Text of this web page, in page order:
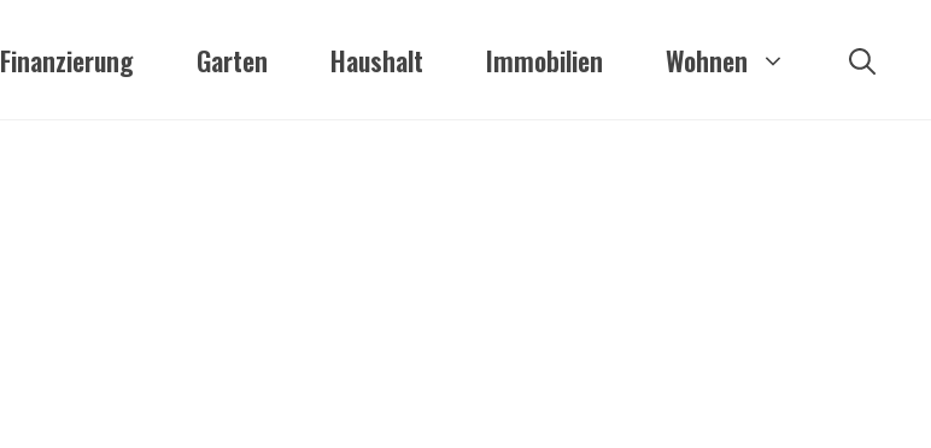
Finanzierung Garten Haushalt Immobilien Wohnen